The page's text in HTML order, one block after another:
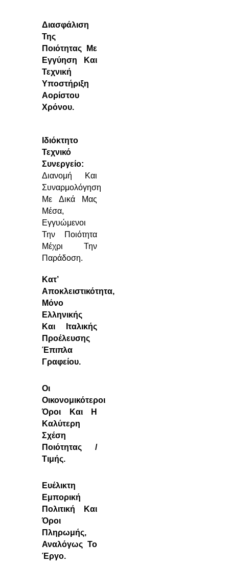
Διασφάλιση
Της
Ποιότητας Με
Εγγύηση Και
Τεχνική
Υποστήριξη
Αορίστου
Χρόνου.
Ιδιόκτητο
Τεχνικό
Συνεργείο:
Διανομή Και
Συναρμολόγηση
Με Δικά Μας
Μέσα,
Εγγυώμενοι
Την Ποιότητα
Μέχρι Την
Παράδοση.
Κατ’
Αποκλειστικότητα,
Μόνο
Ελληνικής
Και Ιταλικής
Προέλευσης
Έπιπλα
Γραφείου.
Οι
Οικονομικότεροι
Όροι Και Η
Καλύτερη
Σχέση
Ποιότητας /
Τιμής.
Ευέλικτη
Εμπορική
Πολιτική Και
Όροι
Πληρωμής,
Αναλόγως Το
Έργο.